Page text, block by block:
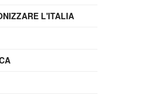
L'ITALIA